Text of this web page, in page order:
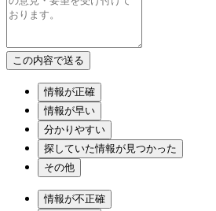
情報が正確
情報が早い
分かりやすい
探していた情報が見つかった
その他
情報が不正確